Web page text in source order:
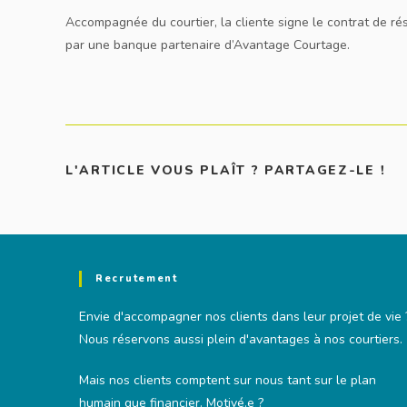
Accompagnée du courtier, la cliente signe le contrat de
par une banque partenaire d’Avantage Courtage.
L'ARTICLE VOUS PLAÎT ? PARTAGEZ-LE !
Recrutement
Envie d'accompagner nos clients dans leur projet de vie
Nous réservons aussi plein d'avantages à nos courtiers.
Mais nos clients comptent sur nous tant sur le plan
humain que financier. Motivé.e ?